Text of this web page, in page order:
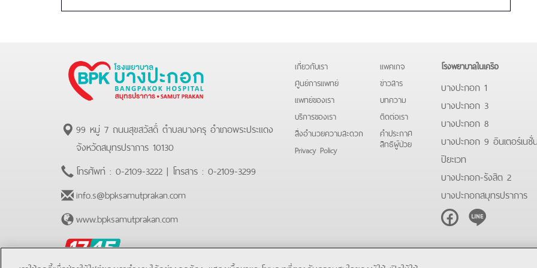
99 หมู่ 7 ถนนสุขสวัสดิ์ ตำบลบางครุ อำเภอพระประแดง
จังหวัดสมุทรปราการ 10130
โทรศัพท์ : 0-2109-3222 | โทรสาร : 0-2109-3299
info.s@bpksamutprakan.com
www.bpksamutprakan.com
BPK
เกี่ยวกับเรา
ศูนย์การแพทย์
แพทย์ของเรา
บริการของเรา
สิ่งอำนวยความสะดวก
Privacy Policy
แพคเกจ
ข่าวสาร
บทความ
ติดต่อเรา
คําประกาศ
สิทธิผู้ป่วย
โรงพยาบาลในเครือ
บางปะกอก 1
บางปะกอก 3
บางปะกอก 8
บางปะกอก 9 อินเตอร์เนชั่
ปิยะเวท
บางปะกอก-รังสิต 2
บางปะกอกสมุทรปราการ
FacebookLine